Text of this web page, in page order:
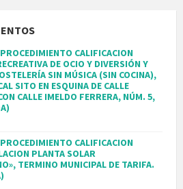
CALIFICACION
DE OCIO Y DIVERSIÓN Y
SIN MÚSICA (SIN COCINA),
SITO EN ESQUINA DE CALLE
CALLE IMELDO FERRERA, NÚM. 5,
CALIFICACION
PLANTA SOLAR
TERMINO MUNICIPAL DE TARIFA.